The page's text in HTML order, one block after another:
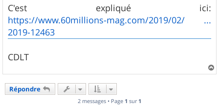
g
e
C'est expliqué ici:
https://www.60millions-mag.com/2019/02/ ...
2019-12463
CDLT
a
Répondre
2 messages • Page 1 sur 1